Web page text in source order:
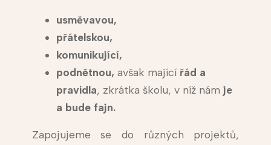
usměvavou,
přátelskou,
komunikující,
podnětnou, avšak mající řád a
pravidla, zkrátka školu, v níž nám je
a bude fajn.
Zapojujeme se do různých projektů,